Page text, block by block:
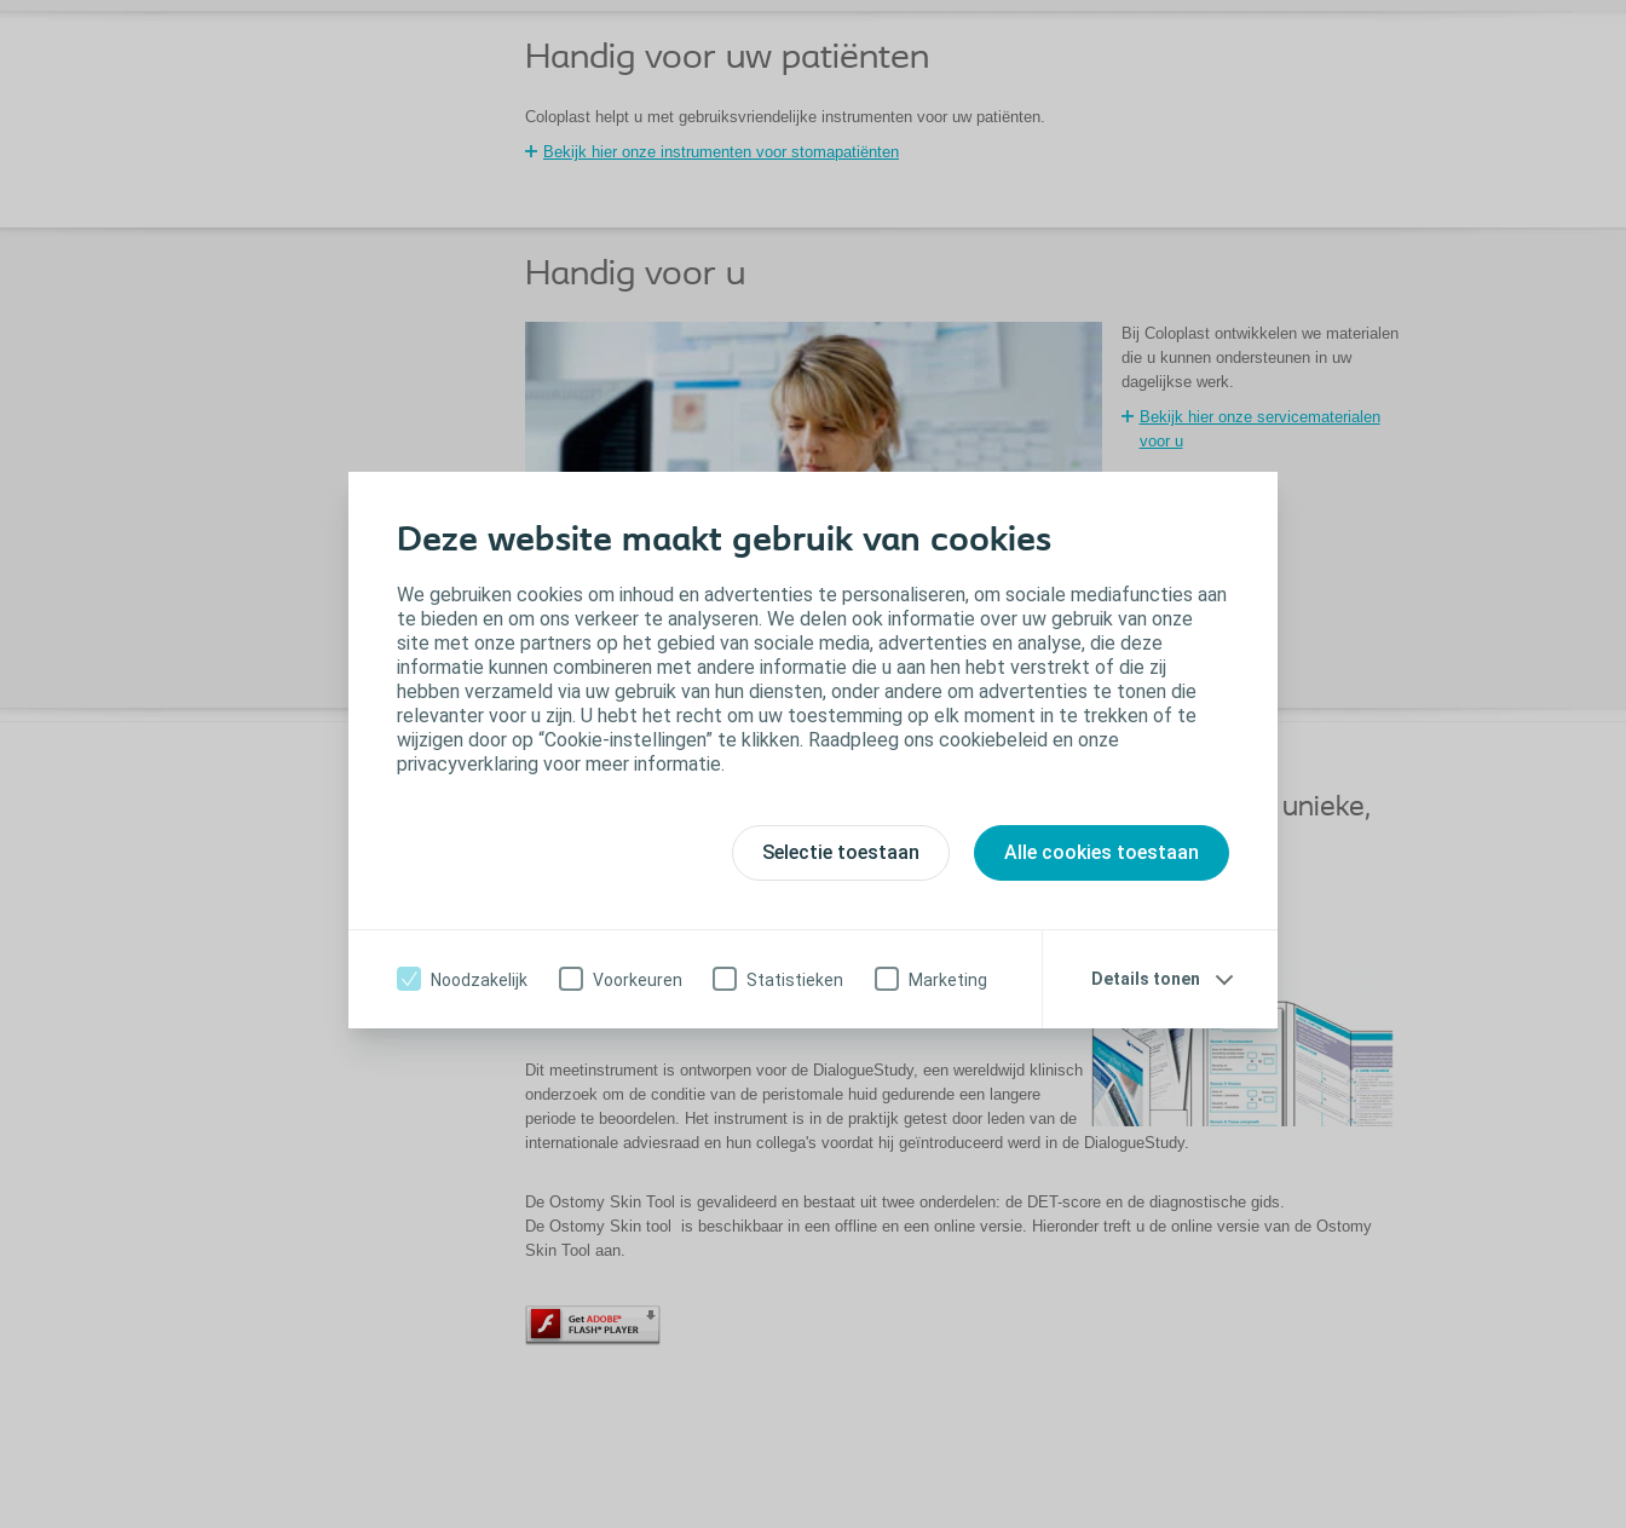
Deze website maakt gebruik van cookies
We gebruiken cookies om inhoud en advertenties te personaliseren, om sociale mediafuncties aan
te bieden en om ons verkeer te analyseren. We delen ook informatie over uw gebruik van onze
site met onze partners op het gebied van sociale media, advertenties en analyse, die deze
informatie kunnen combineren met andere informatie die u aan hen hebt verstrekt of die zij
hebben verzameld via uw gebruik van hun diensten, onder andere om advertenties te tonen die
relevanter voor u zijn. U hebt het recht om uw toestemming op elk moment in te trekken of te
wijzigen door op “Cookie-instellingen” te klikken. Raadpleeg ons cookiebeleid en onze
privacyverklaring voor meer informatie.
Selectie toestaan Alle cookies toestaan
Noodzakelijk Voorkeuren Statistieken Marketing Details tonen
Handig voor uw patiënten
Coloplast helpt u met gebruiksvriendelijke instrumenten voor uw patiënten.
Bekijk hier onze instrumenten voor stomapatiënten
Handig voor u
Bij Coloplast ontwikkelen we materialen
die u kunnen ondersteunen in uw
dagelijkse werk.
Bekijk hier onze servicematerialen
voor u
Ostomy Skin Tool
Een meetinstrument om de peristomale huidconditie op een unieke,
gestandaardiseerde manier te beoordelen
De Ostomy Skin Tool is ontwikkeld in samenwerking met de Coloplast
internationale adviesraad, een adviesorgaan met daarin onder andere bijzonder
Dit meetinstrument is ontworpen voor de DialogueStudy, een wereldwijd klinisch
onderzoek om de conditie van de peristomale huid gedurende een langere
periode te beoordelen. Het instrument is in de praktijk getest door leden van de
internationale adviesraad en hun collega's voordat hij geïntroduceerd werd in de DialogueStudy.
De Ostomy Skin Tool is gevalideerd en bestaat uit twee onderdelen: de DET-score en de diagnostische gids.
De Ostomy Skin tool is beschikbaar in een offline en een online versie. Hieronder treft u de online versie van de Ostomy
Skin Tool aan.